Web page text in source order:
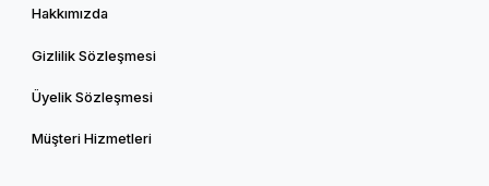
Hakkımızda
Gizlilik Sözleşmesi
Üyelik Sözleşmesi
Müşteri Hizmetleri